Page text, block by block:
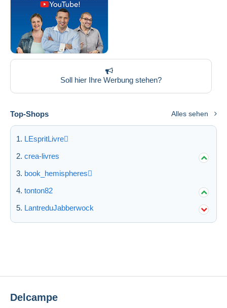
Mastercard
Bancontact
iDeal
Maestro
Gesamte Auswahl aufheben
Wohnsitz des Verkäufers
Soll hier Ihre Werbung stehen?
Top-Shops Alles sehen
LEspritLivre
crea-livres
book_hemispheres
tonton82
LantreduJabberwock
Delcampe